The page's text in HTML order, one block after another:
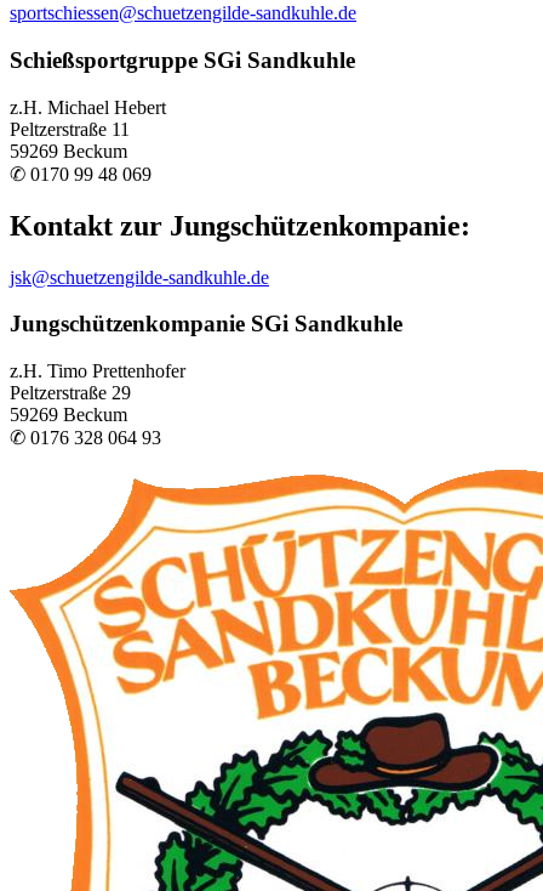
sportschiessen@schuetzengilde-sandkuhle.de
Schießsportgruppe SGi Sandkuhle
z.H. Michael Hebert
Peltzerstraße 11
59269 Beckum
✆ 0170 99 48 069
Kontakt zur Jungschützenkompanie:
jsk@schuetzengilde-sandkuhle.de
Jungschützenkompanie SGi Sandkuhle
z.H. Timo Prettenhofer
Peltzerstraße 29
59269 Beckum
✆ 0176 328 064 93